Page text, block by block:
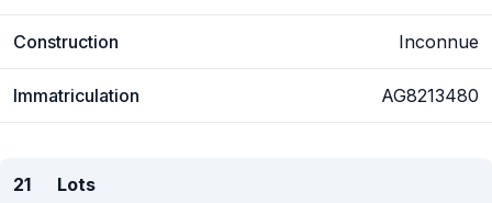
Construction Inconnue
Immatriculation AG8213480
21 Lots